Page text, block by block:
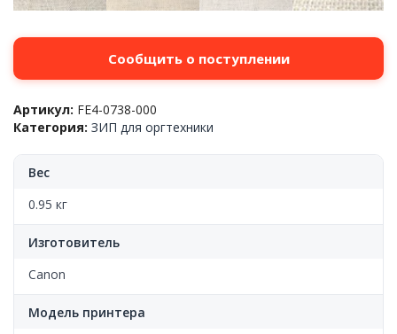
Сообщить о поступлении
Артикул: FE4-0738-000
Категория: ЗИП для оргтехники
Вес
0.95 кг
Изготовитель
Canon
Модель принтера